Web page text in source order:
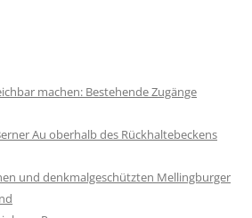
machen: Bestehende Zugänge
Au oberhalb des Rückhalte­beckens
und denkmalgeschützten Mellingburger